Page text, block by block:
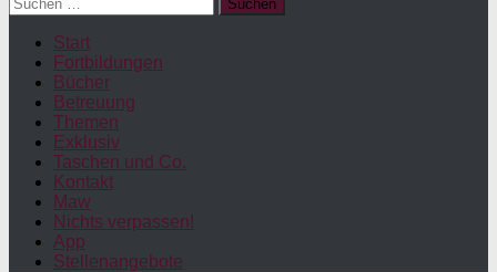
nach:
Start
Fortbildungen
Bücher
Betreuung
Themen
Exklusiv
Taschen und Co.
Kontakt
Maw
Nichts verpassen!
App
Stellenangebote